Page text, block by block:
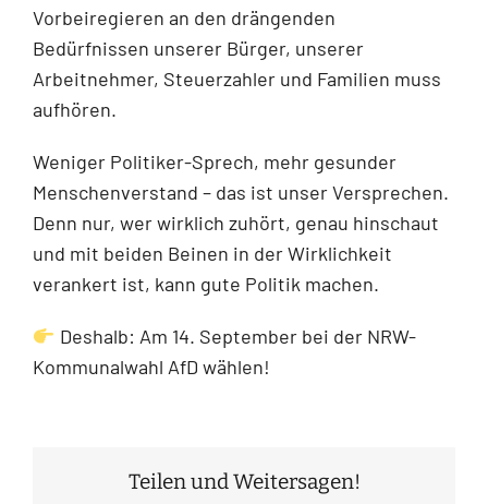
Vorbeiregieren an den drängenden
Bedürfnissen unserer Bürger, unserer
Arbeitnehmer, Steuerzahler und Familien muss
aufhören.
Weniger Politiker-Sprech, mehr gesunder
Menschenverstand – das ist unser Versprechen.
Denn nur, wer wirklich zuhört, genau hinschaut
und mit beiden Beinen in der Wirklichkeit
verankert ist, kann gute Politik machen.
Deshalb: Am 14. September bei der NRW-
Kommunalwahl AfD wählen!
Teilen und Weitersagen!